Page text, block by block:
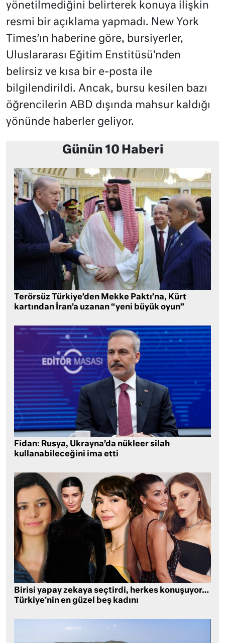
yönetilmediğini belirterek konuya ilişkin
resmi bir açıklama yapmadı. New York
Times’ın haberine göre, bursiyerler,
Uluslararası Eğitim Enstitüsü’nden
belirsiz ve kısa bir e-posta ile
bilgilendirildi. Ancak, bursu kesilen bazı
öğrencilerin ABD dışında mahsur kaldığı
yönünde haberler geliyor.
Günün 10 Haberi
Terörsüz Türkiye’den Mekke Paktı’na, Kürt
kartından İran’a uzanan “yeni büyük oyun”
Fidan: Rusya, Ukrayna’da nükleer silah
kullanabileceğini ima etti
Birisi yapay zekaya seçtirdi, herkes konuşuyor…
Türkiye’nin en güzel beş kadını